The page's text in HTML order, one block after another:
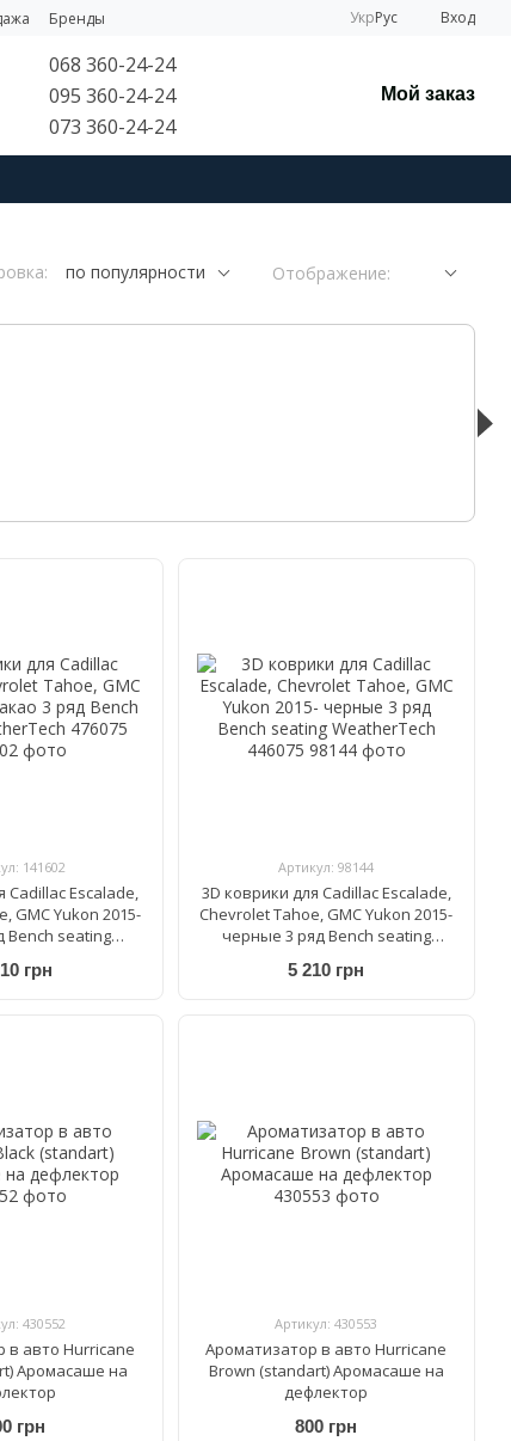
Бренды УкрРус Вход
068 360-24-24
095 360-24-24
073 360-24-24
Мой заказ
по популярности Отображение:
141602
Cadillac Escalade,
GMC Yukon 2015-
Bench seating
грн
Артикул: 98144
3D коврики для Cadillac Escalade,
Chevrolet Tahoe, GMC Yukon 2015-
черные 3 ряд Bench seating
5 210 грн
430552
в авто Hurricane
Аромасаше на
грн
Артикул: 430553
Ароматизатор в авто Hurricane
Brown (standart) Аромасаше на
дефлектор
800 грн